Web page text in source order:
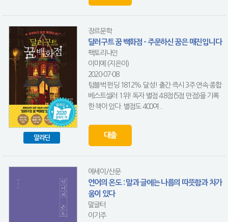
알라딘
장르문학
달러구트 꿈 백화점 - 주문하신 꿈은 매진입니다
팩토리나인
이미예 (지은이)
2020-07-08
텀블벅 펀딩 1812% 달성! 출간 즉시 3주 연속 종합
베스트셀러 1위! 독자 별점 4.8점(5점 만점)을 기록
한 책이 있다. 별점도 400여...
대출
에세이/산문
언어의 온도 : 말과 글에는 나름의 따뜻함과 차가
움이 있다
말글터
이기주